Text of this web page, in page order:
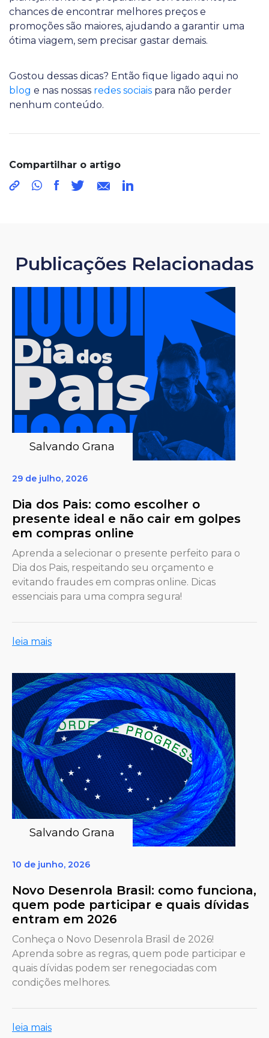
chances de encontrar melhores preços e
promoções são maiores, ajudando a garantir uma
ótima viagem, sem precisar gastar demais.
Gostou dessas dicas? Então fique ligado aqui no
blog e nas nossas redes sociais para não perder
nenhum conteúdo.
Compartilhar o artigo
Publicações Relacionadas
Salvando Grana
29 de julho, 2026
Dia dos Pais: como escolher o
presente ideal e não cair em golpes
em compras online
Aprenda a selecionar o presente perfeito para o
Dia dos Pais, respeitando seu orçamento e
evitando fraudes em compras online. Dicas
essenciais para uma compra segura!
leia mais
Salvando Grana
10 de junho, 2026
Novo Desenrola Brasil: como funciona,
quem pode participar e quais dívidas
entram em 2026
Conheça o Novo Desenrola Brasil de 2026!
Aprenda sobre as regras, quem pode participar e
quais dívidas podem ser renegociadas com
condições melhores.
leia mais